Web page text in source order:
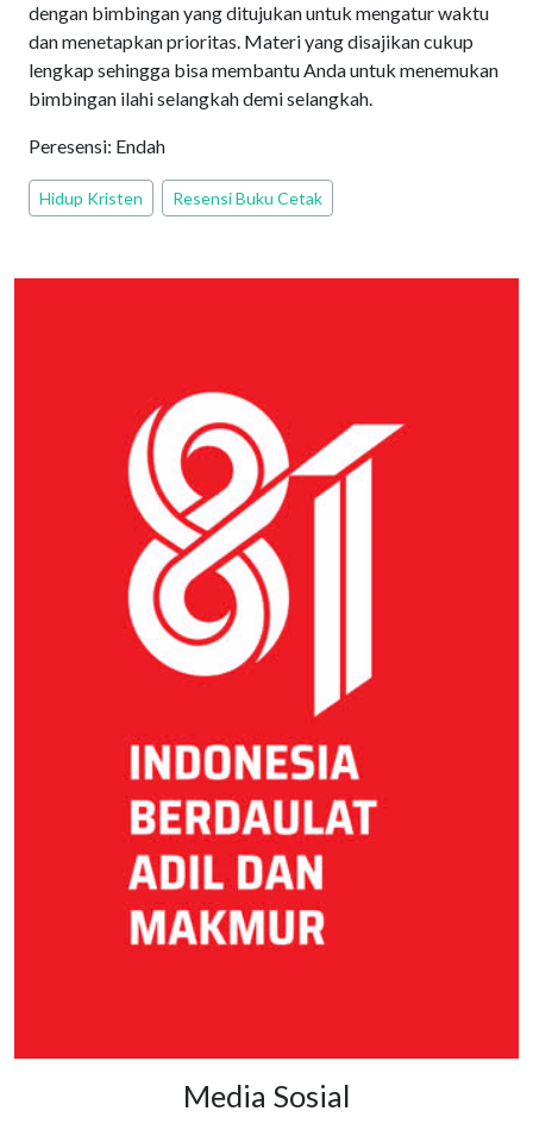
dengan bimbingan yang ditujukan untuk mengatur waktu
dan menetapkan prioritas. Materi yang disajikan cukup
lengkap sehingga bisa membantu Anda untuk menemukan
bimbingan ilahi selangkah demi selangkah.
Peresensi: Endah
Hidup Kristen Resensi Buku Cetak
Media Sosial